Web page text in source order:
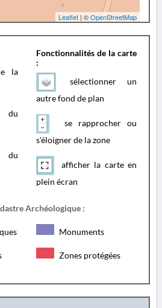
Leaflet | ©OpenStreetMap
la
du
du
Fonctionnalités de la carte
:
sélectionner un
autre fond de plan
se rapprocher ou
s'éloigner de la zone
afficher la carte en
plein écran
Archéologique :
Monuments
Zones protégées